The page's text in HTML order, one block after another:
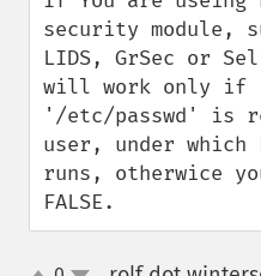
security module,
LIDS, GrSec or
will work only if
'/etc/passwd' is
user, under which
runs, otherwice
FALSE.